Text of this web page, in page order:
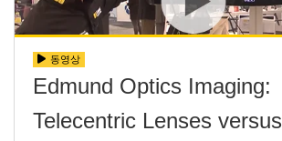
동영상
Edmund Optics Imaging:
Telecentric Lenses versus